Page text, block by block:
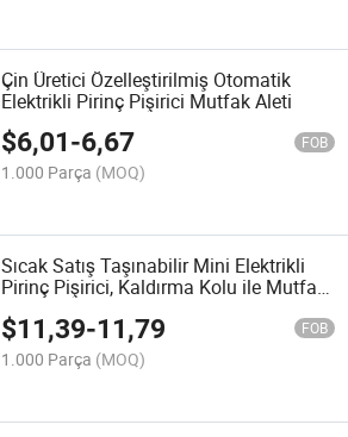
Çin Üretici Özelleştirilmiş Otomatik
Elektrikli Pirinç Pişirici Mutfak Aleti
$6,01-6,67 FOB
1.000 Parça (MOQ)
Sıcak Satış Taşınabilir Mini Elektrikli
Pirinç Pişirici, Kaldırma Kolu ile Mutfak
$11,39-11,79 FOB
1.000 Parça (MOQ)